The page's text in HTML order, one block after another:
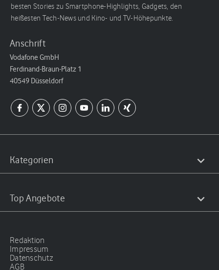
besten Stories zu Smartphone-Highlights, Gadgets, den
heißesten Tech-News und Kino- und TV-Höhepunkte.
Anschrift
Vodafone GmbH
Ferdinand-Braun-Platz 1
40549 Düsseldorf
Kategorien
Top Angebote
Redaktion
Impressum
Datenschutz
AGB